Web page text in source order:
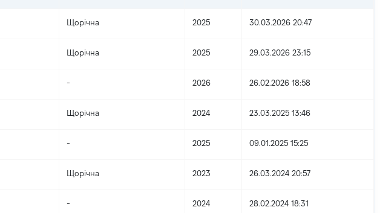
Щорічна 2025 30.03.2026 20:47
Щорічна 2025 29.03.2026 23:15
- 2026 26.02.2026 18:58
Щорічна 2024 23.03.2025 13:46
- 2025 09.01.2025 15:25
Щорічна 2023 26.03.2024 20:57
- 2024 28.02.2024 18:31